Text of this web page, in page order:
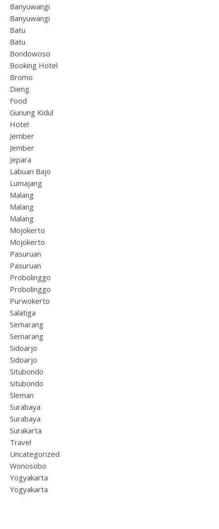
Banyuwangi
Banyuwangi
Batu
Batu
Bondowoso
Booking Hotel
Bromo
Dieng
Food
Gunung Kidul
Hotel
Jember
Jember
Jepara
Labuan Bajo
Lumajang
Malang
Malang
Malang
Mojokerto
Mojokerto
Pasuruan
Pasuruan
Probolinggo
Probolinggo
Purwokerto
Salatiga
Semarang
Semarang
Sidoarjo
Sidoarjo
Situbondo
situbondo
Sleman
Surabaya
Surabaya
Surakarta
Travel
Uncategorized
Wonosobo
Yogyakarta
Yogyakarta